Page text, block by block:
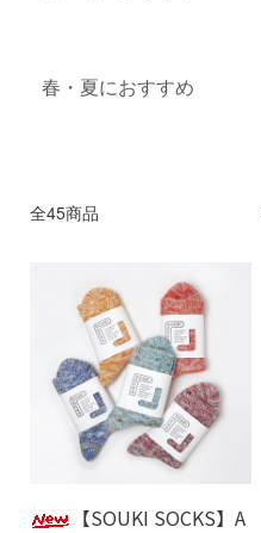
春・夏におすすめ
全45商品
【SOUKI SOCKS】A